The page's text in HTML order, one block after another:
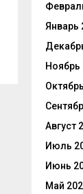
Январь
Ноябрь
Август
Июль
Июнь
Май